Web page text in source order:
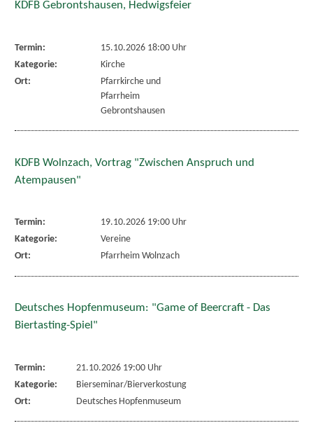
KDFB Gebrontshausen, Hedwigsfeier
Termin:
15.10.2026 18:00 Uhr
Kategorie:
Kirche
Ort:
Pfarrkirche und
Pfarrheim
Gebrontshausen
KDFB Wolnzach, Vortrag "Zwischen Anspruch und
Atempausen"
Termin:
19.10.2026 19:00 Uhr
Kategorie:
Vereine
Ort:
Pfarrheim Wolnzach
Deutsches Hopfenmuseum: "Game of Beercraft - Das
Biertasting-Spiel"
Termin:
21.10.2026 19:00 Uhr
Kategorie:
Bierseminar/Bierverkostung
Ort:
Deutsches Hopfenmuseum